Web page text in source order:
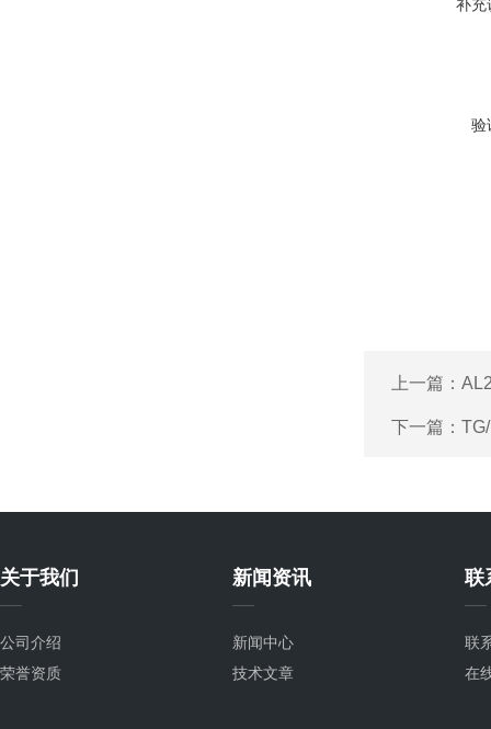
补充
验
上一篇：
下一篇：
关于我们
公司介绍
荣誉资质
新闻资讯
新闻中心
技术文章
联
联
在